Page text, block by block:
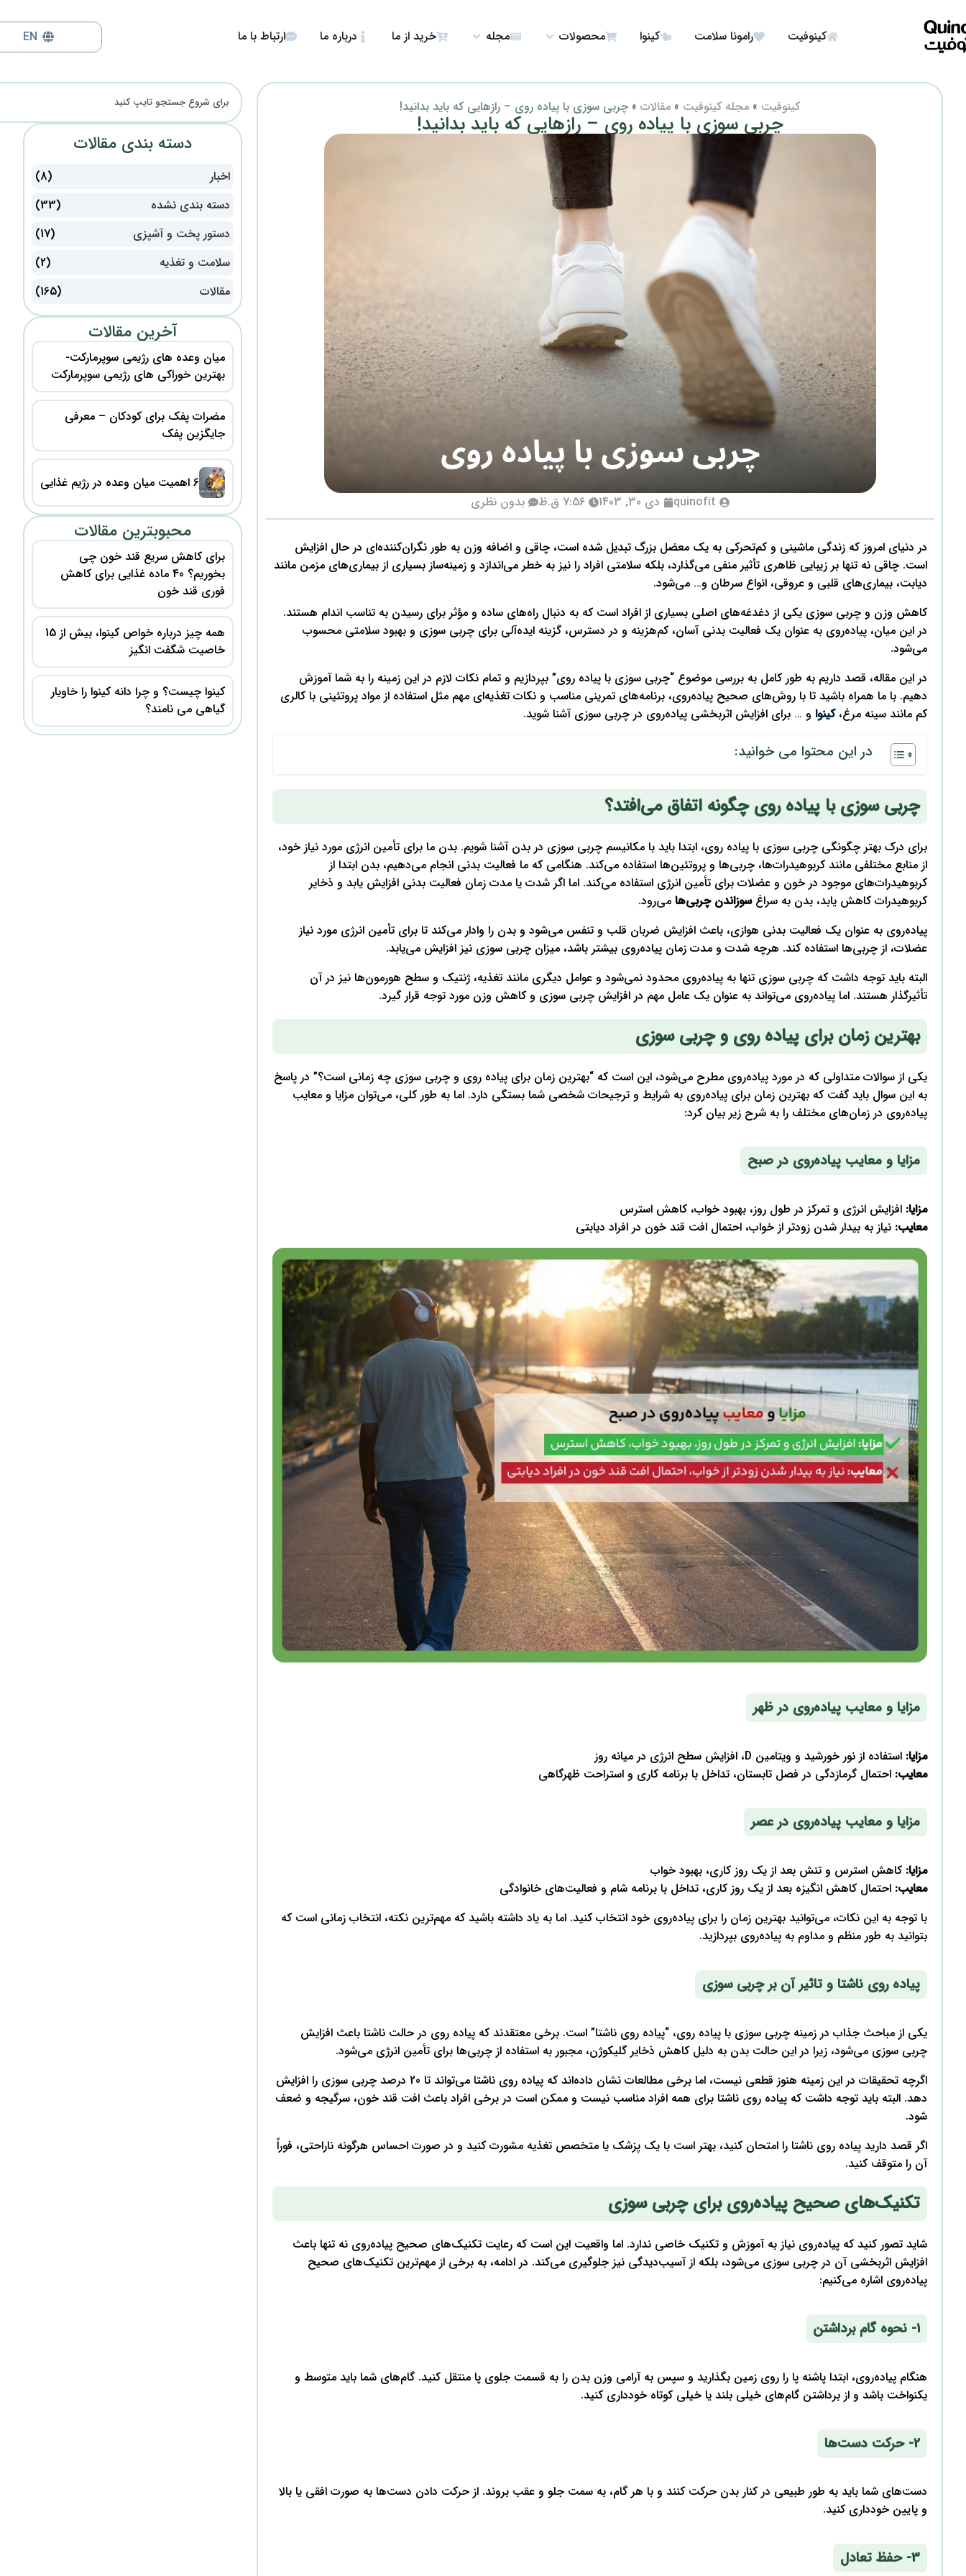
کینوفیت رامونا سلامت کینوا محصولات مجله خرید از ما درباره ما ارتباط با ما EN
کینوفیت » مجله کینوفیت » مقالات » چربی سوزی با پیاده روی – رازهایی که باید بدانید!
چربی سوزی با پیاده روی – رازهایی که باید بدانید!
quinofit دی 30, 1403 7:56 ق.ظ بدون نظری
در دنیای امروز که زندگی ماشینی و کم‌تحرکی به یک معضل بزرگ تبدیل شده است، چاقی و اضافه وزن به طور نگران‌کننده‌ای در حال افزایش
است. چاقی نه تنها بر زیبایی ظاهری تأثیر منفی می‌گذارد، بلکه سلامتی افراد را نیز به خطر می‌اندازد و زمینه‌ساز بسیاری از بیماری‌های مزمن مانند
دیابت، بیماری‌های قلبی و عروقی، انواع سرطان و… می‌شود.
کاهش وزن و چربی سوزی یکی از دغدغه‌های اصلی بسیاری از افراد است که به دنبال راه‌های ساده و مؤثر برای رسیدن به تناسب اندام هستند.
در این میان، پیاده‌روی به عنوان یک فعالیت بدنی آسان، کم‌هزینه و در دسترس، گزینه ایده‌آلی برای چربی سوزی و بهبود سلامتی محسوب
می‌شود.
در این مقاله، قصد داریم به طور کامل به بررسی موضوع “چربی سوزی با پیاده روی” بپردازیم و تمام نکات لازم در این زمینه را به شما آموزش
دهیم. با ما همراه باشید تا با روش‌های صحیح پیاده‌روی، برنامه‌های تمرینی مناسب و نکات تغذیه‌ای مهم مثل استفاده از مواد پروتئینی با کالری
کم مانند سینه مرغ،کینوا و … برای افزایش اثربخشی پیاده‌روی در چربی سوزی آشنا شوید.
در این محتوا می خوانید:
چربی سوزی با پیاده روی چگونه اتفاق می‌افتد؟
برای درک بهتر چگونگی چربی سوزی با پیاده روی، ابتدا باید با مکانیسم چربی سوزی در بدن آشنا شویم. بدن ما برای تأمین انرژی مورد نیاز خود،
از منابع مختلفی مانند کربوهیدرات‌ها، چربی‌ها و پروتئین‌ها استفاده می‌کند. هنگامی که ما فعالیت بدنی انجام می‌دهیم، بدن ابتدا از
کربوهیدرات‌های موجود در خون و عضلات برای تأمین انرژی استفاده می‌کند. اما اگر شدت یا مدت زمان فعالیت بدنی افزایش یابد و ذخایر
کربوهیدرات کاهش یابد، بدن به سراغسوزاندن چربی‌ها می‌رود.
پیاده‌روی به عنوان یک فعالیت بدنی هوازی، باعث افزایش ضربان قلب و تنفس می‌شود و بدن را وادار می‌کند تا برای تأمین انرژی مورد نیاز
عضلات، از چربی‌ها استفاده کند. هرچه شدت و مدت زمان پیاده‌روی بیشتر باشد، میزان چربی سوزی نیز افزایش می‌یابد.
البته باید توجه داشت که چربی سوزی تنها به پیاده‌روی محدود نمی‌شود و عوامل دیگری مانند تغذیه، ژنتیک و سطح هورمون‌ها نیز در آن
تأثیرگذار هستند. اما پیاده‌روی می‌تواند به عنوان یک عامل مهم در افزایش چربی سوزی و کاهش وزن مورد توجه قرار گیرد.
بهترین زمان برای پیاده روی و چربی سوزی
یکی از سوالات متداولی که در مورد پیاده‌روی مطرح می‌شود، این است که “بهترین زمان برای پیاده روی و چربی سوزی چه زمانی است؟” در پاسخ
به این سوال باید گفت که بهترین زمان برای پیاده‌روی به شرایط و ترجیحات شخصی شما بستگی دارد. اما به طور کلی، می‌توان مزایا و معایب
پیاده‌روی در زمان‌های مختلف را به شرح زیر بیان کرد:
مزایا و معایب پیاده‌روی در صبح
مزایا: افزایش انرژی و تمرکز در طول روز، بهبود خواب، کاهش استرس
معایب: نیاز به بیدار شدن زودتر از خواب، احتمال افت قند خون در افراد دیابتی
مزایا و معایب پیاده‌روی در ظهر
مزایا: استفاده از نور خورشید و ویتامین D، افزایش سطح انرژی در میانه روز
معایب: احتمال گرمازدگی در فصل تابستان، تداخل با برنامه کاری و استراحت ظهرگاهی
مزایا و معایب پیاده‌روی در عصر
مزایا: کاهش استرس و تنش بعد از یک روز کاری، بهبود خواب
معایب: احتمال کاهش انگیزه بعد از یک روز کاری، تداخل با برنامه شام و فعالیت‌های خانوادگی
با توجه به این نکات، می‌توانید بهترین زمان را برای پیاده‌روی خود انتخاب کنید. اما به یاد داشته باشید که مهم‌ترین نکته، انتخاب زمانی است که
بتوانید به طور منظم و مداوم به پیاده‌روی بپردازید.
پیاده روی ناشتا و تاثیر آن بر چربی سوزی
یکی از مباحث جذاب در زمینه چربی سوزی با پیاده روی، “پیاده روی ناشتا” است. برخی معتقدند که پیاده روی در حالت ناشتا باعث افزایش
چربی سوزی می‌شود، زیرا در این حالت بدن به دلیل کاهش ذخایر گلیکوژن، مجبور به استفاده از چربی‌ها برای تأمین انرژی می‌شود.
اگرچه تحقیقات در این زمینه هنوز قطعی نیست، اما برخی مطالعات نشان داده‌اند که پیاده روی ناشتا می‌تواند تا 20 درصد چربی سوزی را افزایش
دهد. البته باید توجه داشت که پیاده روی ناشتا برای همه افراد مناسب نیست و ممکن است در برخی افراد باعث افت قند خون، سرگیجه و ضعف
شود.
اگر قصد دارید پیاده روی ناشتا را امتحان کنید، بهتر است با یک پزشک یا متخصص تغذیه مشورت کنید و در صورت احساس هرگونه ناراحتی، فوراً
آن را متوقف کنید.
تکنیک‌های صحیح پیاده‌روی برای چربی سوزی
شاید تصور کنید که پیاده‌روی نیاز به آموزش و تکنیک خاصی ندارد. اما واقعیت این است که رعایت تکنیک‌های صحیح پیاده‌روی نه تنها باعث
افزایش اثربخشی آن در چربی سوزی می‌شود، بلکه از آسیب‌دیدگی نیز جلوگیری می‌کند. در ادامه، به برخی از مهم‌ترین تکنیک‌های صحیح
پیاده‌روی اشاره می‌کنیم:
1- نحوه گام برداشتن
هنگام پیاده‌روی، ابتدا پاشنه پا را روی زمین بگذارید و سپس به آرامی وزن بدن را به قسمت جلوی پا منتقل کنید. گام‌های شما باید متوسط و
یکنواخت باشد و از برداشتن گام‌های خیلی بلند یا خیلی کوتاه خودداری کنید.
2- حرکت دست‌ها
دست‌های شما باید به طور طبیعی در کنار بدن حرکت کنند و با هر گام، به سمت جلو و عقب بروند. از حرکت دادن دست‌ها به صورت افقی یا بالا
و پایین خودداری کنید.
3- حفظ تعادل
دسته بندی مقالات
اخبار
(8)
دسته بندی نشده
(33)
دستور پخت و آشپزی
(17)
سلامت و تغذیه
(2)
مقالات
(165)
آخرین مقالات
میان وعده های رژیمی سوپرمارکت-
بهترین خوراکی های رژیمی سوپرمارکت
مضرات پفک برای کودکان – معرفی
جایگزین پفک
6 اهمیت میان وعده در رژیم غذایی
محبوبترین مقالات
برای کاهش سریع قند خون چی
بخوریم؟ 40 ماده غذایی برای کاهش
فوری قند خون
همه چیز درباره خواص کینوا، بیش از 15
خاصیت شگفت انگیز
کینوا چیست؟ و چرا دانه کینوا را خاویار
گیاهی می نامند؟